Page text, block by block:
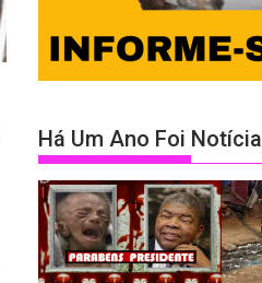
Há Um Ano Foi Notícia